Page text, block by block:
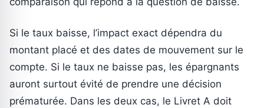
Si le taux baisse, l’impact exact dépendra du
montant placé et des dates de mouvement sur le
compte. Si le taux ne baisse pas, les épargnants
auront surtout évité de prendre une décision
prématurée. Dans les deux cas, le Livret A doit